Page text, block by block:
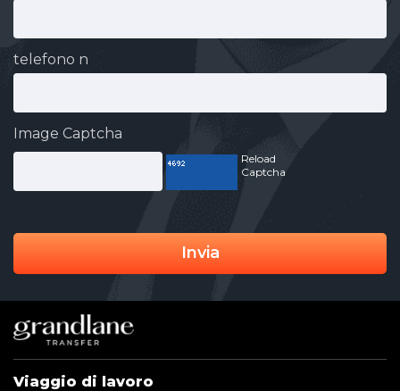
telefono n
Image Captcha
Reload
Captcha
Invia
Viaggio di lavoro